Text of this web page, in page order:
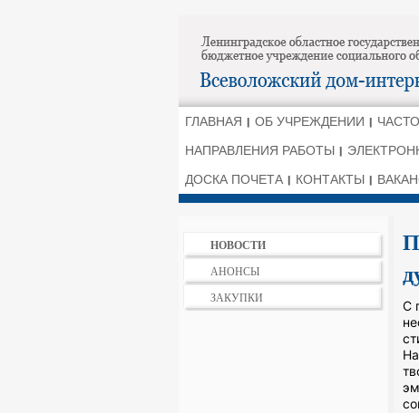
ГЛАВНАЯ ОБ УЧРЕЖДЕНИИ
НАПРАВЛЕНИЯ РАБОТЫ
ДОСКА ПОЧЕТА
КОНТАКТЫ
НОВОСТИ
АНОНСЫ
ЗАКУПКИ
С